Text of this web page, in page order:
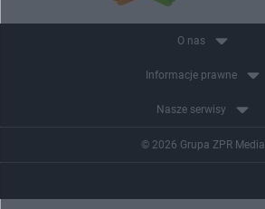
O nas
Informacje prawne
Nasze serwisy
© 2026 Grupa ZPR Media